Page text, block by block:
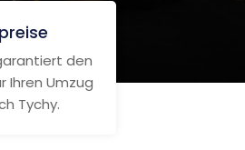
den
Ihren Umzug
Tychy.